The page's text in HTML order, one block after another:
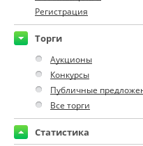
Регистрация
Торги
Аукционы
Конкурсы
Публичные
Все торги
Статистика